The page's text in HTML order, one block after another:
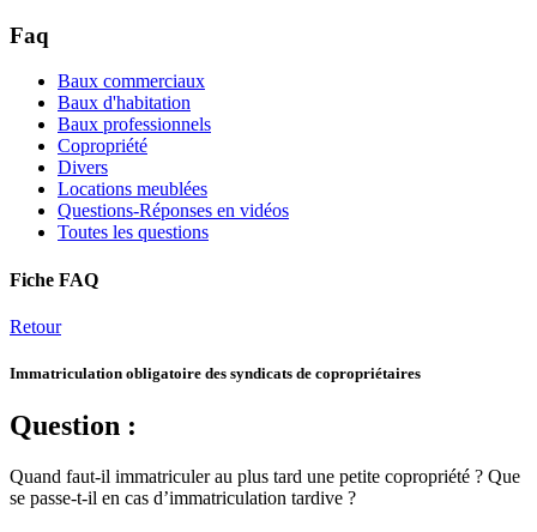
Faq
Baux commerciaux
Baux d'habitation
Baux professionnels
Copropriété
Divers
Locations meublées
Questions-Réponses en vidéos
Toutes les questions
Fiche FAQ
Retour
Immatriculation obligatoire des syndicats de copropriétaires
Question :
Quand faut-il immatriculer au plus tard une petite copropriété ? Que
se passe-t-il en cas d’immatriculation tardive ?